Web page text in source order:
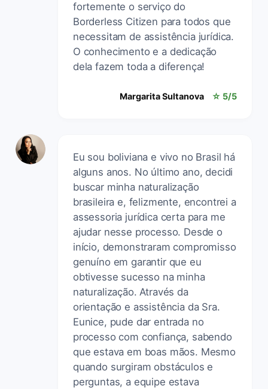
fortemente o serviço do
Borderless Citizen para todos que
necessitam de assistência jurídica.
O conhecimento e a dedicação
dela fazem toda a diferença!
Margarita Sultanova ☆ 5/5
Eu sou boliviana e vivo no Brasil há
alguns anos. No último ano, decidi
buscar minha naturalização
brasileira e, felizmente, encontrei a
assessoria jurídica certa para me
ajudar nesse processo. Desde o
início, demonstraram compromisso
genuíno em garantir que eu
obtivesse sucesso na minha
naturalização. Através da
orientação e assistência da Sra.
Eunice, pude dar entrada no
processo com confiança, sabendo
que estava em boas mãos. Mesmo
quando surgiram obstáculos e
perguntas, a equipe estava